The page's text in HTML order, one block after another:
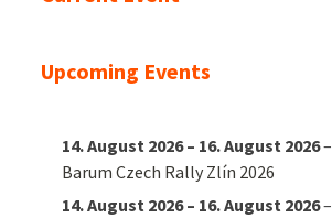
Upcoming Events
14. August 2026 – 16. August 2026–
Barum Czech Rally Zlín 2026
14. August 2026 – 16. August 2026–